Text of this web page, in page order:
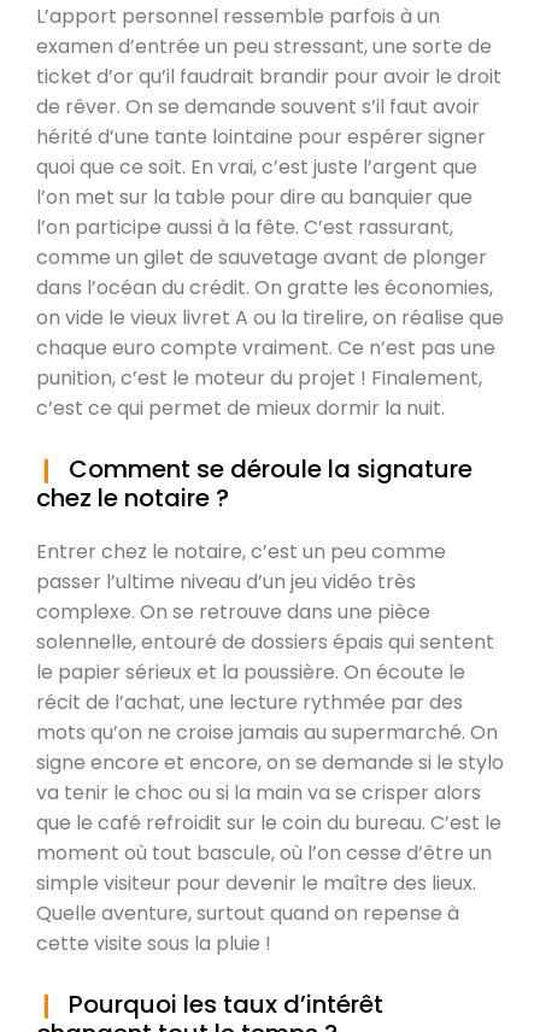
L’apport personnel ressemble parfois à un
examen d’entrée un peu stressant, une sorte de
ticket d’or qu’il faudrait brandir pour avoir le droit
de rêver. On se demande souvent s’il faut avoir
hérité d’une tante lointaine pour espérer signer
quoi que ce soit. En vrai, c’est juste l’argent que
l’on met sur la table pour dire au banquier que
l’on participe aussi à la fête. C’est rassurant,
comme un gilet de sauvetage avant de plonger
dans l’océan du crédit. On gratte les économies,
on vide le vieux livret A ou la tirelire, on réalise que
chaque euro compte vraiment. Ce n’est pas une
punition, c’est le moteur du projet ! Finalement,
c’est ce qui permet de mieux dormir la nuit.
Comment se déroule la signature
chez le notaire ?
Entrer chez le notaire, c’est un peu comme
passer l’ultime niveau d’un jeu vidéo très
complexe. On se retrouve dans une pièce
solennelle, entouré de dossiers épais qui sentent
le papier sérieux et la poussière. On écoute le
récit de l’achat, une lecture rythmée par des
mots qu’on ne croise jamais au supermarché. On
signe encore et encore, on se demande si le stylo
va tenir le choc ou si la main va se crisper alors
que le café refroidit sur le coin du bureau. C’est le
moment où tout bascule, où l’on cesse d’être un
simple visiteur pour devenir le maître des lieux.
Quelle aventure, surtout quand on repense à
cette visite sous la pluie !
Pourquoi les taux d’intérêt